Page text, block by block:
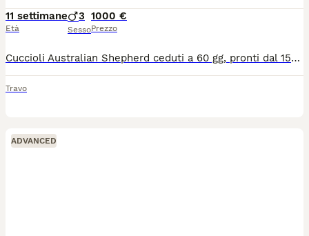
11 settimane
Età
3
Sesso
1000 €
Prezzo
Cuccioli Australian Shepherd ceduti a 60 gg, pronti dal 15/07/2026 con: - pedigree ROI ENCI - microchip - vaccinazione - 3 sverminazioni - libretto sanitario I genitori sono testati ed esenti da patologie genetiche ereditarie e padre lastrato per displasia anca/gomito. Madre Red merle, padre Red. Genitori visibili
Travo
ADVANCED